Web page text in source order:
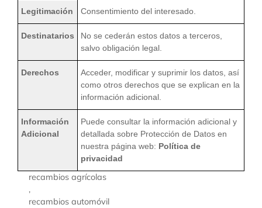
Legitimación Consentimiento del interesado.
Destinatarios
No se cederán estos datos a terceros,
salvo obligación legal.
Derechos
Acceder, modificar y suprimir los datos, así
como otros derechos que se explican en la
información adicional.
Información
Adicional
Puede consultar la información adicional y
detallada sobre Protección de Datos en
nuestra página web: Política de
privacidad
recambios agrícolas
,
recambios automóvil